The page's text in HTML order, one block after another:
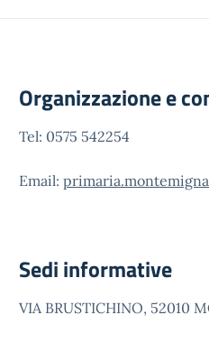
Organizzazione e
Tel: 0575 542254
Email:
Sedi informative
VIA BRUSTICHINO, 52010